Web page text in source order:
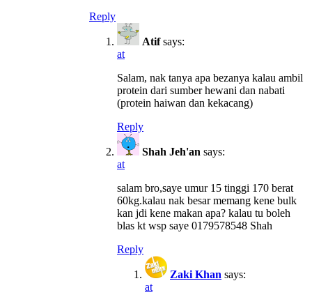
Reply
Atif says:
at
Salam, nak tanya apa bezanya kalau ambil
protein dari sumber hewani dan nabati
(protein haiwan dan kekacang)
Reply
Shah Jeh'an says:
at
salam bro,saye umur 15 tinggi 170 berat
60kg.kalau nak besar memang kene bulk
kan jdi kene makan apa? kalau tu boleh
blas kt wsp saye 0179578548 Shah
Reply
Zaki Khan says:
at